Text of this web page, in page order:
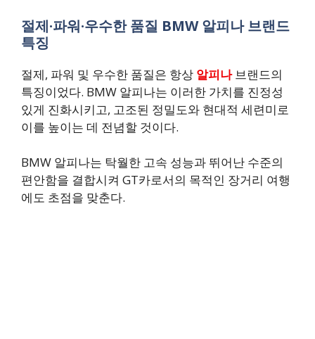
절제·파워·우수한 품질 BMW 알피나 브랜드
특징
절제, 파워 및 우수한 품질은 항상 알피나브랜드의
특징이었다. BMW 알피나는 이러한 가치를 진정성
있게 진화시키고, 고조된 정밀도와 현대적 세련미로
이를 높이는 데 전념할 것이다.
BMW 알피나는 탁월한 고속 성능과 뛰어난 수준의
편안함을 결합시켜 GT카로서의 목적인 장거리 여행
에도 초점을 맞춘다.